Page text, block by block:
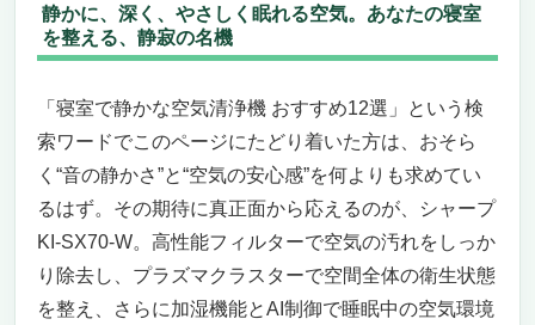
静かに、深く、やさしく眠れる空気。あなたの寝室
を整える、静寂の名機
「寝室で静かな空気清浄機 おすすめ12選」という検
索ワードでこのページにたどり着いた方は、おそら
く“音の静かさ”と“空気の安心感”を何よりも求めてい
るはず。その期待に真正面から応えるのが、シャープ
KI-SX70-W。高性能フィルターで空気の汚れをしっか
り除去し、プラズマクラスターで空間全体の衛生状態
を整え、さらに加湿機能とAI制御で睡眠中の空気環境